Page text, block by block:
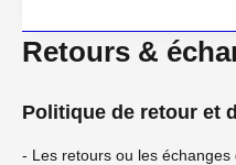
Retours &
Politique de retour et
- Les retours ou les